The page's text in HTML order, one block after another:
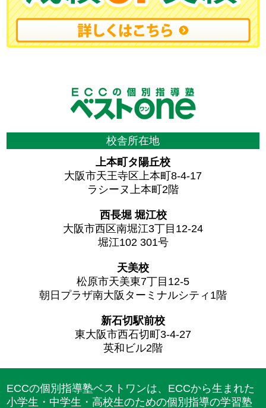
校舎所在地
上本町タ陽丘校
大阪市天王寺区上本町8-4-17
ラシーヌ上本町2階
西長堀 堀江校
大阪市西区南堀江3丁目12-24
堀江102 301号
天美校
松原市天美東7丁目12-5
朝日プラザ南大阪ターミナルシティ1階
新石切駅前校
東大阪市西石切町3-4-27
英和ビル2階
ECCの個別指導塾ベストワンは、ECCから生まれた
小学生・中学生・高校生のための個別指導の学習塾